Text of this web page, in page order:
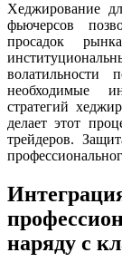
Хеджирование
фьючерсов
просадок
волатильности
необходимые
стратегий
делает этот
трейдеров.
наряду с